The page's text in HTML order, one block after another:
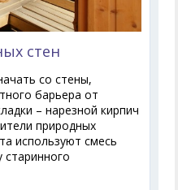
стен
со стены,
барьера от
– нарезной кирпич
природных
используют смесь
старинного